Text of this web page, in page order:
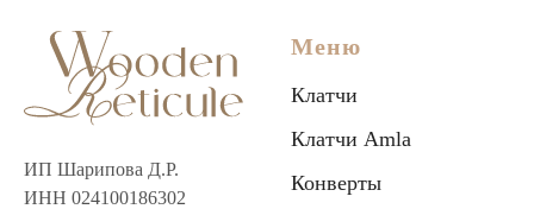
ИП Шарипова Д.Р.
ИНН 024100186302
Меню
Клатчи
Клатчи Amla
Конверты